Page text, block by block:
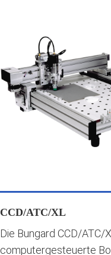
CCD/ATC/XL
Die Bungard CCD/
computergesteuerte